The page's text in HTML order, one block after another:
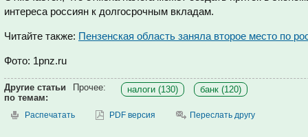
интереса россиян к долгосрочным вкладам.
Читайте также: Пензенская область заняла второе место по
Фото: 1pnz.ru
Другие статьи
по темам:
Прочее: налоги (130) банк (120)
Распечатать PDF версия Переслать другу